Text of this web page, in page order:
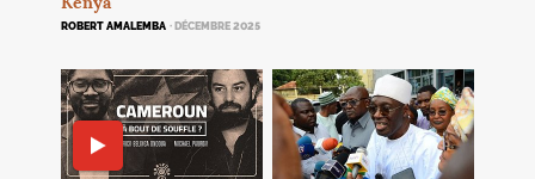
ROBERT AMALEMBA · DÉCEMBRE 2025